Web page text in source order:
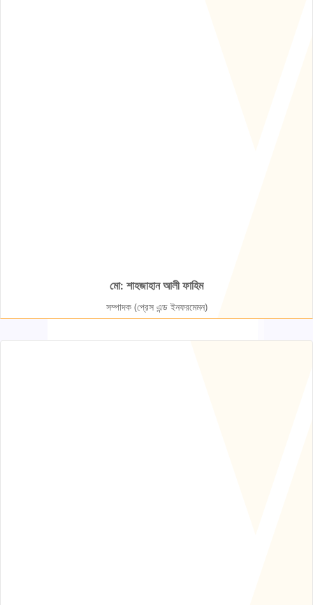
মো: শাহজাহান আলী ফাহিম
সম্পাদক (প্রেস এন্ড ইনফরমেমন)